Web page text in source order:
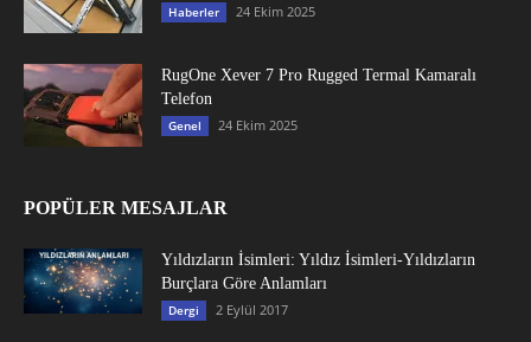
Haberler 24 Ekim 2025
RugOne Xever 7 Pro Rugged Termal Kamaralı
Telefon
Genel 24 Ekim 2025
POPÜLER MESAJLAR
Yıldızların İsimleri: Yıldız İsimleri-Yıldızların
Burçlara Göre Anlamları
Dergi 2 Eylül 2017